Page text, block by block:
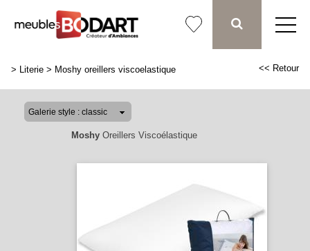
> Literie > Moshy oreillers viscoelastique << Retour
MoshyOreillers Viscoélastique